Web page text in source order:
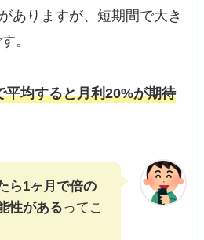
ありますが、短期間で大き
。
平均すると月利20%が期待
ら1ヶ月で倍の
性があるってこ